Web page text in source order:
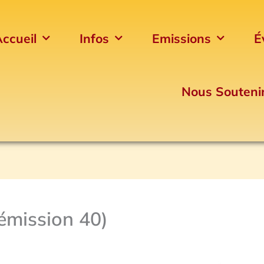
Infos Emissions
Nous
40)